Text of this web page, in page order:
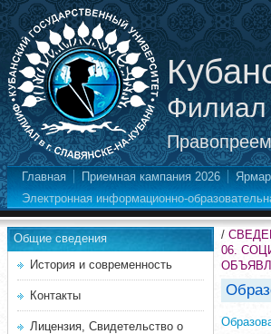
Филиал
Главная Приемная кампания 2026
Электронная информационно-
Общие сведения
История и современность
Контакты
Лицензия, Свидетельство о
/
06.